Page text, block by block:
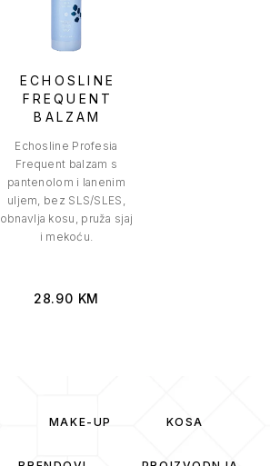
ECHOSLINE
FREQUENT
BALZAM
Echosline Profesia
Frequent balzam s
pantenolom i lanenim
uljem, bez SLS/SLES,
obnavlja kosu, pruža sjaj
i mekoću.
28.90 KM
MAKE-UP KOSA